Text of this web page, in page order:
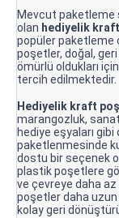
Mevcut paketleme
olan hediyelik
popüler paketleme
poşetler, doğal,
ömürlü oldukları
tercih edilmektedir.
Hediyelik kraft
marangozluk,
hediye eşyaları
paketlenmesinde
dostu bir seçenek
plastik poşetlere
ve çevreye daha
poşetler daha uzun
kolay geri